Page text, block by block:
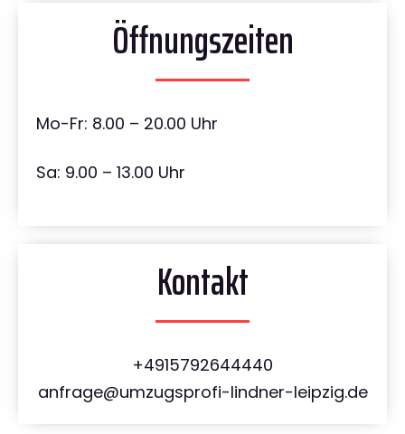
Öffnungszeiten
Mo-Fr: 8.00 – 20.00 Uhr
Sa: 9.00 – 13.00 Uhr
Kontakt
+4915792644440
anfrage@umzugsprofi-lindner-leipzig.de